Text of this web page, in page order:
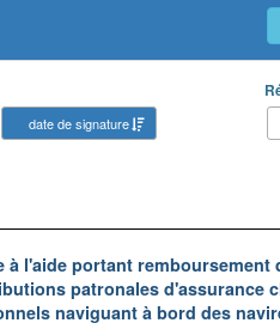
date de signature
à l'aide portant remboursement
patronales d'assurance
naviguant à bord des